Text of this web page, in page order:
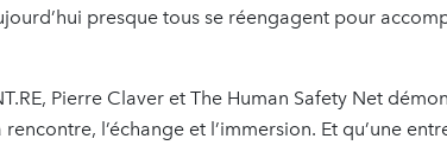
presque tous se réengagent pour
Pierre Claver et The Human Safety Net
rencontre, l’échange et l’immersion. Et qu’une